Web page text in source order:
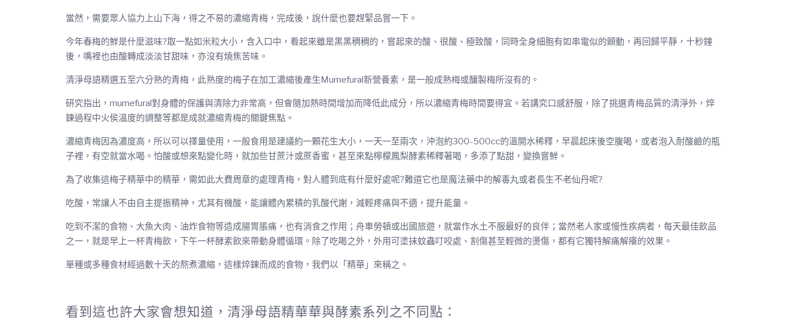
當然，需要眾人協力上山下海，得之不易的濃縮青梅，完成後，說什麼也要趕緊品嘗一下。
今年春梅的鮮是什麼滋味?取一點如米粒大小，含入口中，看起來雖是黑黑稠稠的，嘗起來的酸、很酸、極致酸，同時全身細胞有如串電似的顫動，再回歸平靜，十秒鐘
後，嘴裡也由酸轉成淡淡甘甜味，亦沒有燒焦苦味。
清淨母語精選五至六分熟的青梅，此熟度的梅子在加工濃縮後產生Mumefural新營養素，是一般成熟梅或釀製梅所沒有的。
研究指出，mumefural對身體的保護與清除力非常高，但會隨加熱時間增加而降低此成分，所以濃縮青梅時間要得宜。若講究口感舒服，除了挑選青梅品質的清淨外，焠
鍊過程中火侯溫度的調整等都是成就濃縮青梅的關鍵焦點。
濃縮青梅因為濃度高，所以可以擇量使用，一般食用是建議約一顆花生大小，一天一至兩次，沖泡約300-500cc的溫開水稀釋，早晨起床後空腹喝，或者泡入耐酸鹼的瓶
子裡，有空就當水喝。怕酸或想來點變化時，就加些甘蔗汁或蔗香蜜，甚至來點檸檬鳳梨酵素稀釋著喝，多添了點甜，變換嘗鮮。
為了收集這梅子精華中的精華，需如此大費周章的處理青梅，對人體到底有什麼好處呢?難道它也是魔法藥中的解毒丸或者長生不老仙丹呢?
吃酸，常讓人不由自主提振精神，尤其有機酸，能讓體內累積的乳酸代謝，減輕疼痛與不適，提升能量。
吃到不潔的食物、大魚大肉、油炸食物等造成腸胃脹痛，也有消食之作用；舟車勞頓或出國旅遊，就當作水土不服最好的良伴；當然老人家或慢性疾病者，每天最佳飲品
之一，就是早上一杯青梅飲，下午一杯酵素飲來帶動身體循環。除了吃喝之外，外用可塗抹蚊蟲叮咬處、割傷甚至輕微的燙傷，都有它獨特解痛解癢的效果。
單種或多種食材經過數十天的熬煮濃縮，這樣焠鍊而成的食物，我們以「精華」來稱之。
看到這也許大家會想知道，清淨母語精華華與酵素系列之不同點：